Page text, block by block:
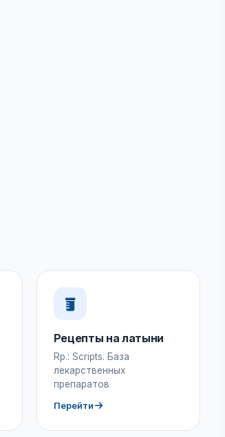
Рецепты на латыни
Rp.: Scripts. База
лекарственных
препаратов
Перейти